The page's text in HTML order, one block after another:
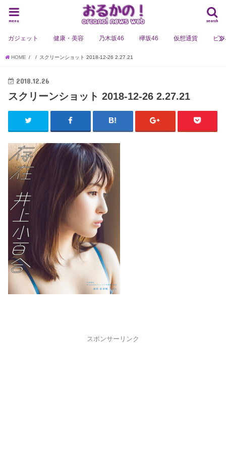
search
menu
ガジェット 健康・美容 乃木坂46 欅坂46 仮想通貨 ビ
HOME スクリーンショット 2018-12-26 2.27.21
2018.12.26
スクリーンショット 2018-12-26 2.27.21
スポンサーリンク